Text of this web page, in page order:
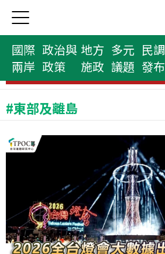
國際
兩岸
政治與
政策
地方
施政
多元
議題
民調
發布
民意代表榜
#東部及離島